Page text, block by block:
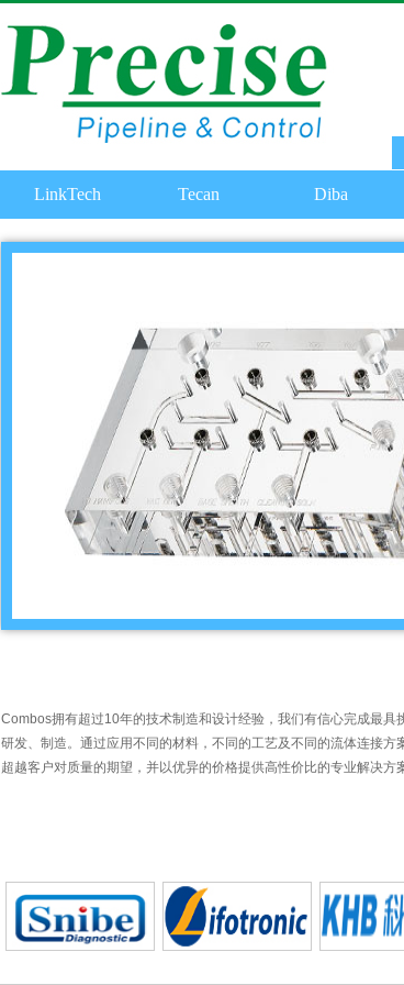
LinkTech Tecan Diba
Combos拥有超过10年的技术制造和设计经验，我们有信心完成最
研发、制造。通过应用不同的材料，不同的工艺及不同的流体连接
超越客户对质量的期望，并以优异的价格提供高性价比的专业解决方